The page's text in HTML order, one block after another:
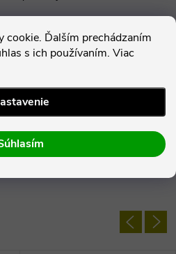
cookie. Ďalším prechádzaním
s ich používaním. Viac
ktorá spája dizajn, zdravie a dlhú